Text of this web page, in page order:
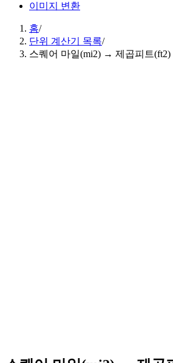
이미지 변환
홈/
단위 계산기 목록/
스퀘어 마일(mi2) → 제곱피트(ft2)